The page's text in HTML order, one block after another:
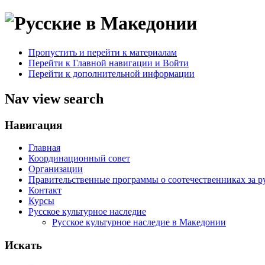
Пропустить и перейти к материалам
Перейти к Главной навигации и Войти
Перейти к дополнительной информации
Nav view search
Навигация
Главная
Координационный совет
Организации
Правительственные программы о соотечественниках за
Контакт
Курсы
Русское культурное наследие
Русское культурное наследие в Македонии
Искать